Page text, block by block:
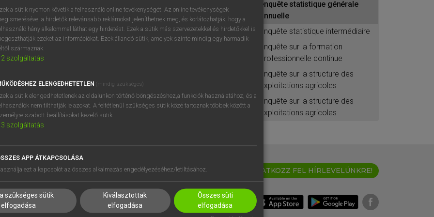
BELÉPÉS
regisztrálok ésbelépek.
REGISZTRÁCIÓ
enquête statistique générale
annuelle
enquête statistique intermédiaire
enquête sur la formation
professionnelle continue
enquête sur la structure des
exploitations agricoles
enquête sur la structure des
exploitations agricoles
SÚGÓ
ELÉRHETŐSÉG
SÜTI BEÁLLÍTÁSOK
IRATKOZZ FEL HÍRLEVELÜNKRE!
a sütik nyomon követik a felhasználó online tevékenységét. Az online tevékenységek
a hirdetők relevánsabb reklámokat jeleníthetnek meg, és korlátozhatják, hogy a
hány alkalommal láthat egy hirdetést. Ezek a sütik más szervezetekkel és hirdetőkkel is
ezeket az információkat. Ezek állandó sütik, amelyek szinte mindig egy harmadik
származnak.
2 szolgáltatás
ELENGEDHETETLEN (mindig szükséges)
a sütik elengedhetetlenek az oldalunkon történő böngészéshez,a funkciók használatához, és a
nem tilthatják le azokat. A feltétlenül szükséges sütik közé tartoznak többek között a
szabott beállításokat kezelő sütik.
3 szolgáltatás
APP ÁTKAPCSOLÁSA
ezt a kapcsolót az összes alkalmazás engedélyezéséhez/letiltásához.
szükséges sütik
elfogadása
Kiválasztottak
elfogadása
Összes süti
elfogadása